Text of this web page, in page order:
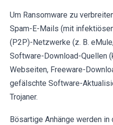
Um Ransomware zu
Spam-E-Mails (mit
(P2P)-Netzwerke (z. B.
Software-Download-Quellen
Webseiten, Freeware-
gefälschte Software-
Trojaner.
Bösartige Anhänge werden in